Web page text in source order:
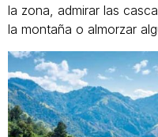
la zona, admirar las
la montaña o almorzar